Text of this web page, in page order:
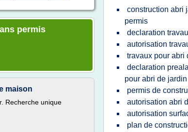
permis
maison
Recherche unique
construction abri
permis
declaration
autorisation
travaux pour abri
declaration
pour abri de jardin
permis de
autorisation abri
autorisation
plan de